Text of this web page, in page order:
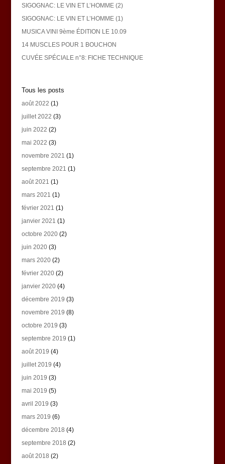
SIGOGNAC: LE VIN ET L’HOMME (2)
SIGOGNAC: LE VIN ET L’HOMME (1)
MUSICA VINI 9ème ÉDITION LE 10.09
14 MUSCLES POUR 1 BOUCHON
CUVÉE SPÉCIALE n°8: FICHE TECHNIQUE
Tous les posts
août 2022 (1)
juillet 2022 (3)
juin 2022 (2)
mai 2022 (3)
novembre 2021 (1)
septembre 2021 (1)
août 2021 (1)
mars 2021 (1)
février 2021 (1)
janvier 2021 (1)
octobre 2020(2)
juin 2020(3)
mars 2020(2)
février 2020(2)
janvier 2020(4)
décembre 2019 (3)
novembre 2019 (8)
octobre 2019 (3)
septembre 2019 (1)
août 2019 (4)
juillet 2019 (4)
juin 2019 (3)
mai 2019 (5)
avril 2019 (3)
mars 2019 (6)
décembre 2018 (4)
septembre 2018 (2)
août 2018 (2)